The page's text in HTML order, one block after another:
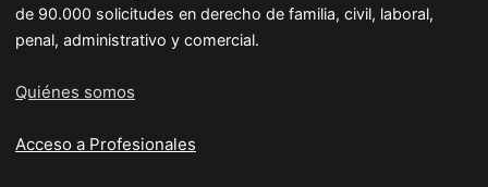
de 90.000 solicitudes en derecho de familia, civil, laboral,
penal, administrativo y comercial.
Quiénes somos
Acceso a Profesionales